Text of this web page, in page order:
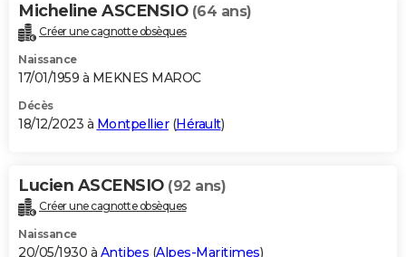
Micheline ASCENSIO (64 ans)
Créer une cagnotte obsèques
Naissance
17/01/1959 à MEKNES MAROC
Décès
18/12/2023 à Montpellier(Hérault)
Lucien ASCENSIO (92 ans)
Créer une cagnotte obsèques
Naissance
20/05/1930 à Antibes (Alpes-Maritimes)